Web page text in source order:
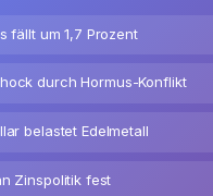
fällt um 1,7 Prozent
durch Hormus-Konflikt
belastet Edelmetall
Zinspolitik fest